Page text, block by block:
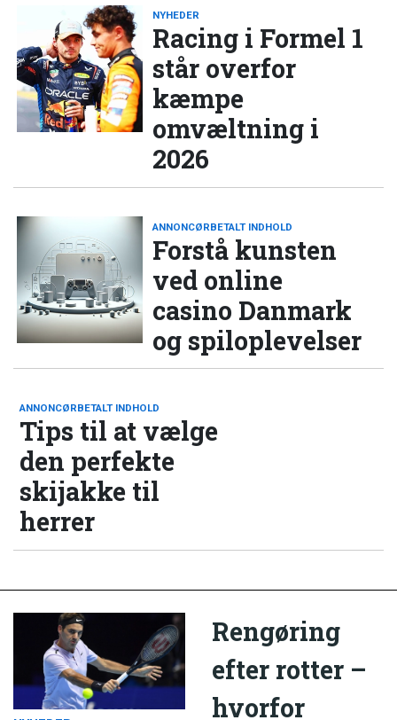
NYHEDER
Racing i Formel 1
står overfor
kæmpe
omvæltning i
2026
ANNONCØRBETALT INDHOLD
Forstå kunsten
ved online
casino Danmark
og spiloplevelser
ANNONCØRBETALT INDHOLD
Tips til at vælge
den perfekte
skijakke til
herrer
Rengøring
efter rotter –
hvorfor